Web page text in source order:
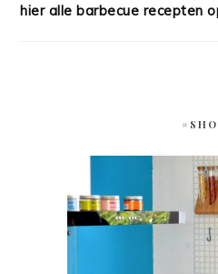
hier alle barbecue recepten